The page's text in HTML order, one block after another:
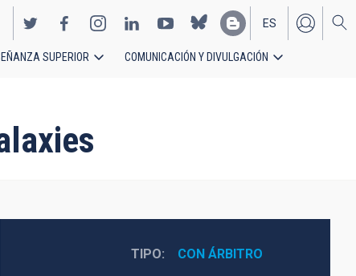
EN
ES
SUPERIOR COMUNICACIÓN Y DIVULGACIÓN
TIPO CON ÁRBITRO